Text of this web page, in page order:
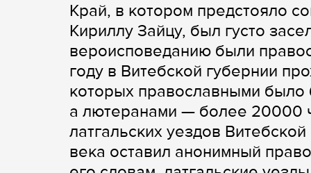
Край, в котором предстояло
Кириллу Зайцу, был густо
вероисповеданию были
году в Витебской губернии
которых православными
а лютеранами — более 20000
латгальских уездов
века оставил анонимный